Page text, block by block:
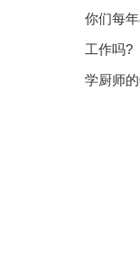
你们每
工作吗?
学厨师